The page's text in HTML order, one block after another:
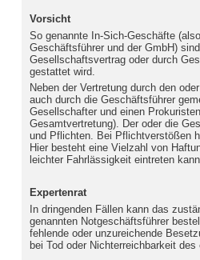
Vorsicht
So genannte In-Sich-Geschäfte
Geschäftsführer und der GmbH)
Gesellschaftsvertrag oder durch
gestattet wird.
Neben der Vertretung durch den
auch durch die Geschäftsführer
Gesellschafter und einen
Gesamtvertretung). Der oder die
und Pflichten. Bei Pflichtverstößen
Hier besteht eine Vielzahl von
leichter Fahrlässigkeit eintreten
Expertenrat
In dringenden Fällen kann das
genannten Notgeschäftsführer
fehlende oder unzureichende
bei Tod oder Nichterreichbarkeit